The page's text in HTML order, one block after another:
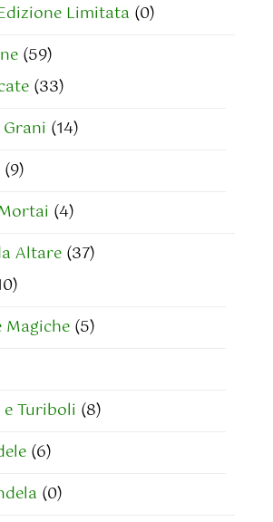
Limitata (0)
(59)
(33)
(14)
(9)
(4)
Altare (37)
Magiche (5)
Turiboli (8)
(6)
(0)